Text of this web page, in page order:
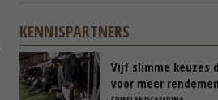
KENNISPARTNERS
Vijf slimme keuzes
voor meer